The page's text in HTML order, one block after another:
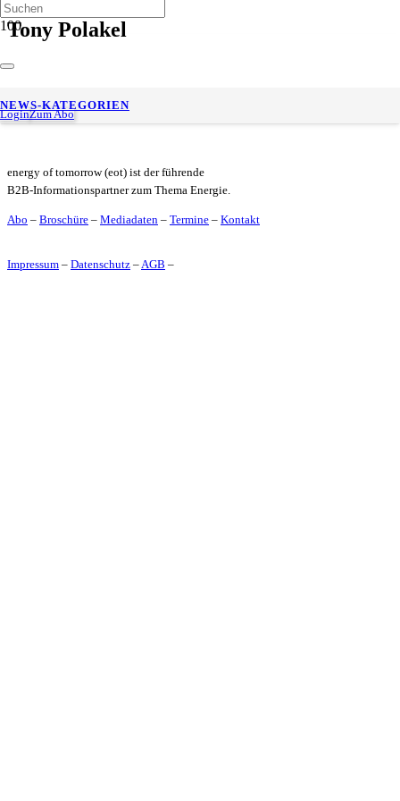
LoginZum Abo
NEWS-KATEGORIEN
Tony Polakel
CX Rocket bringt KI-basierte Customer Experience in die
Energiewirtschaft
energy of tomorrow (eot) ist der führende
B2B-Informationspartner zum Thema Energie.
Abo – Broschüre – Mediadaten – Termine – Kontakt
Impressum – Datenschutz –AGB –